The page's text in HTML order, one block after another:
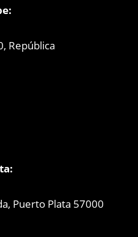
República
Puerto Plata 57000